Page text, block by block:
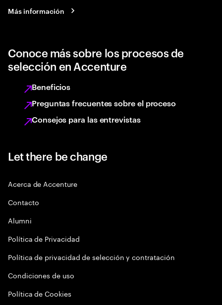
Más información
Conoce más sobre los procesos de
selección en Accenture
Beneficios
Preguntas frecuentes sobre el proceso
Consejos para las entrevistas
Let there be change
Acerca de Accenture
Contacto
Alumni
Política de Privacidad
Política de privacidad de selección y contratación
Condiciones de uso
Política de Cookies